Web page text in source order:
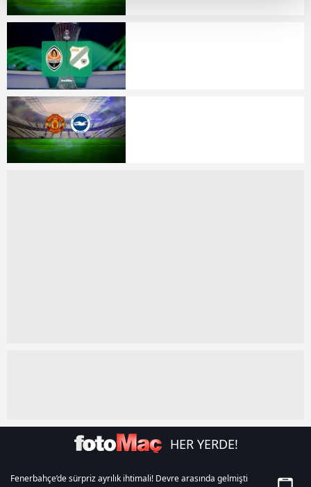
Her halükârda, kullanıcılar, bu çerezlere izin vermedikleri
takdirde, kullanıcılara hedefli reklamlar
gösterilmeyecektir."
Sizlere daha iyi bir hizmet sunabilmek için İnternet
Sitemizde kendimize ve üçüncü kişilere ait çerezler
kullanılmaktadır. Bu çerezler vasıtasıyla çeşitli kişisel
verileriniz işlenmekte olup gerekli olan çerezler bilgi
toplumu hizmetlerinin sunulması amacıyla
HER YERDE!
Fenerbahçe’de sürpriz ayrılık ihtimali! Devre arasında gelmişti